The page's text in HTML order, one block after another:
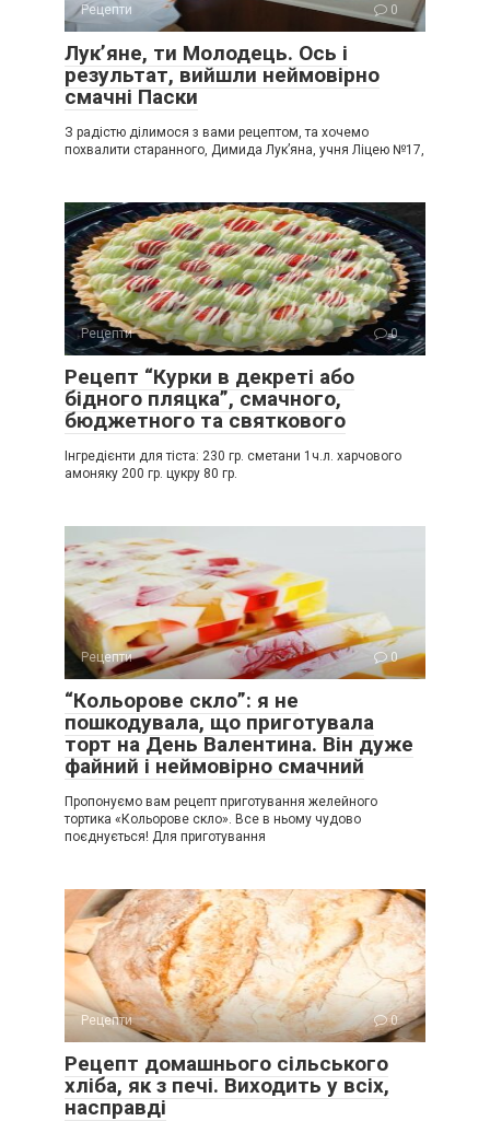
Рецепти 0
Лук’яне, ти Молодець. Ось і
результат, вийшли неймовірно
смачні Паски
З радістю ділимося з вами рецептом, та хочемо
похвалити старанного, Димида Лук’яна, учня Ліцею №17,
Рецепти 0
Рецепт “Курки в декреті або
бідного пляцка”, смачного,
бюджетного та святкового
Інгредієнти для тіста: 230 гр. сметани 1ч.л. харчового
амоняку 200 гр. цукру 80 гр.
Рецепти 0
“Кольорове скло”: я не
пошкодувала, що приготувала
торт на День Валентина. Він дуже
файний і неймовірно смачний
Пропонуємо вам рецепт приготування желейного
тортика «Кольорове скло». Все в ньому чудово
поєднується! Для приготування
Рецепти 0
Рецепт домашнього сільського
хліба, як з печі. Виходить у всіх,
насправді